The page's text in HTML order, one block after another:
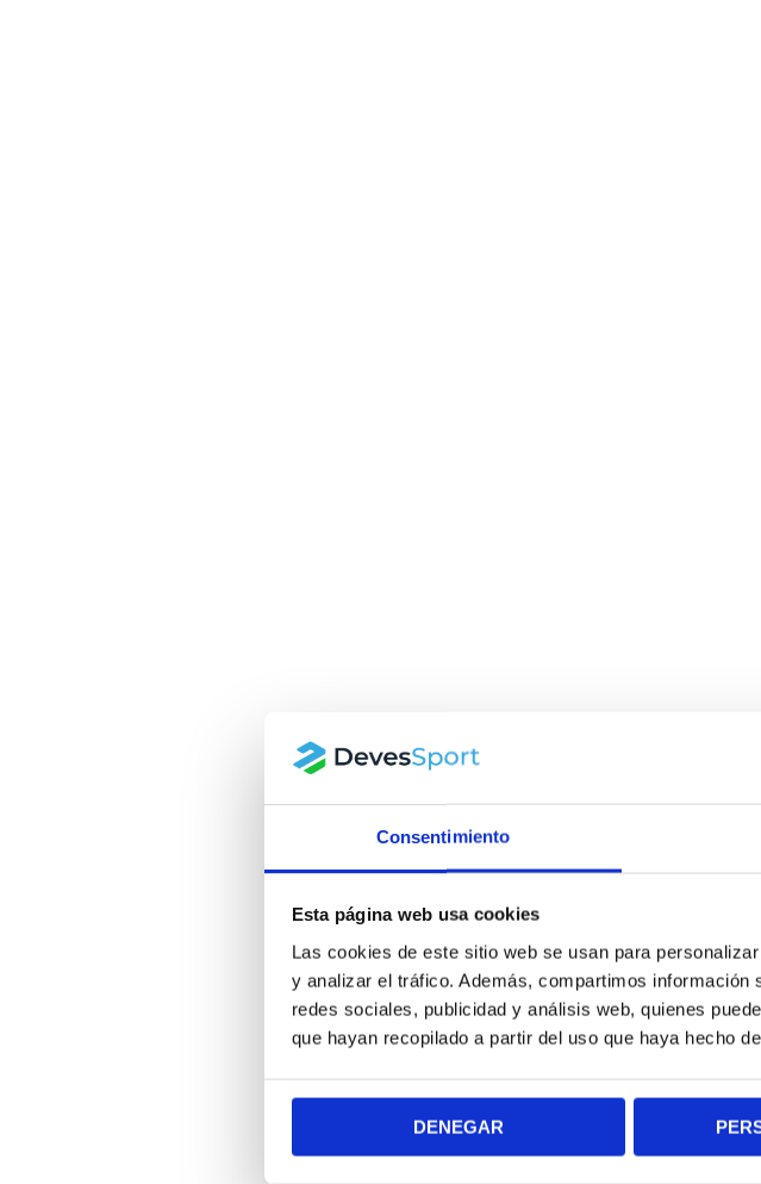
Consentimiento
Esta página web usa cookies
Las cookies de este sitio web se usan para
y analizar el tráfico. Además, compartimos
redes sociales, publicidad y análisis web, quienes
que hayan recopilado a partir del uso que haya hecho
DENEGAR